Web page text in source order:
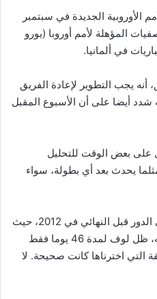
الأوروبية الجديدة في سبتمبر
المؤهلة لأمم أوروبا (يورو
أنه يجب التطوير لإعادة الفريق
أيضا على أن الأسبوع المقبل
على بعض الوقت للتحليل
يحدث بعد أي بطولة، سواء
وبعد خسارة سيئة أمام إيطاليا في الدور قبل النهائي في 2012، حيث
كانت هناك انتقادات مؤلمة لخطته، ظل لوف لمدة 46 يوما فقط
التي اخترناها كانت صحيحة. لا